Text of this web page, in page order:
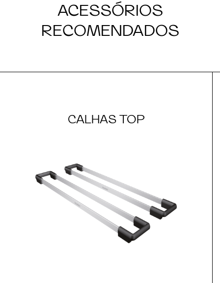
ACESSÓRIOS
RECOMENDADOS
CALHAS TOP